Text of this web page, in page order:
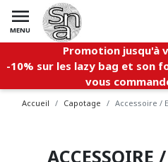

MENU
search
Promotion jusqu'à
-10% sur les lazy bag et son
vous
Accueil Capotage Accessoire /
ACCESSOIRE